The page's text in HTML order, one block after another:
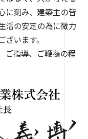
に刻み、建築主の皆
活の安定の為に微力
います。
ご指導、ご鞭撻の程